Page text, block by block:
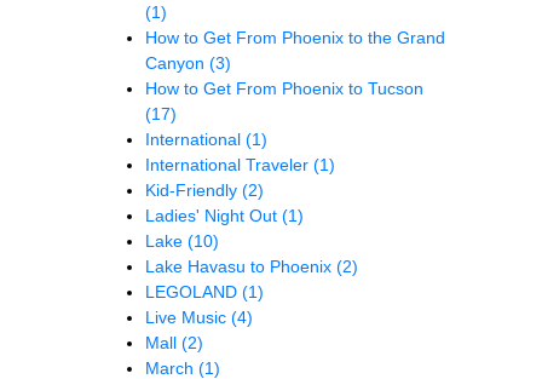
(1)
How to Get From Phoenix to the Grand
Canyon (3)
How to Get From Phoenix to Tucson
(17)
International (1)
International Traveler (1)
Kid-Friendly (2)
Ladies' Night Out (1)
Lake (10)
Lake Havasu to Phoenix (2)
LEGOLAND (1)
Live Music (4)
Mall (2)
March (1)